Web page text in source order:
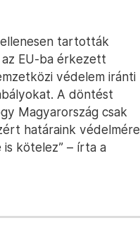
tartották
EU-ba érkezett
védelem iránti
A döntést
Magyarország csak
határaink védelmére
is kötelez” – írta a